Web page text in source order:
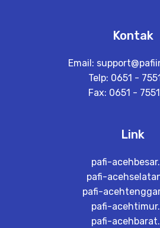
Kontak
Email:
Telp: 0651 -
Fax: 0651 -
Link
pafi-
pafi-
pafi-
pafi-
pafi-